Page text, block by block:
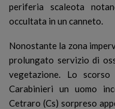
periferia scaleota
occultata in un canneto.
Nonostante la zona
prolungato servizio di
vegetazione. Lo
Carabinieri un uomo
Cetraro (Cs) sorpreso